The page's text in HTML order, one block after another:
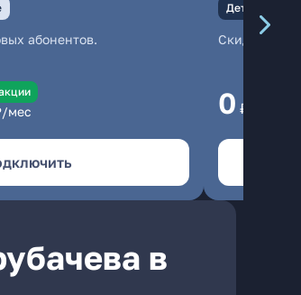
абонентов.
мес
Детали
Скидка
0 ₽/мес
в